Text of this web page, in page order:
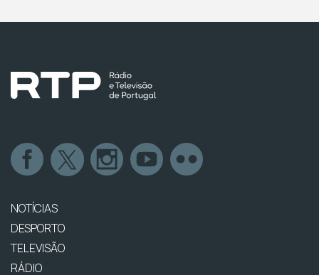
NOTÍCIAS
DESPORTO
TELEVISÃO
RÁDIO